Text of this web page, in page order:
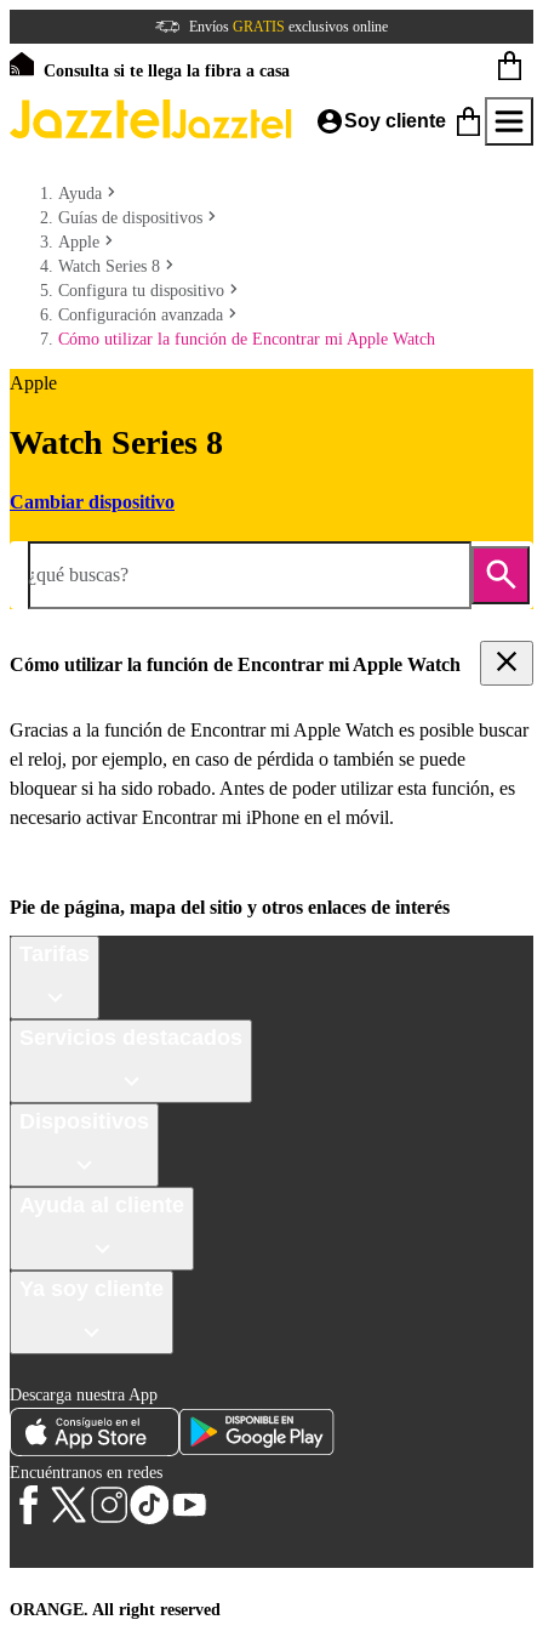
Envíos GRATIS exclusivos online
Consulta si te llega la fibra a casa
Soy cliente
Ayuda
Guías de dispositivos
Apple
Watch Series 8
Configura tu dispositivo
Configuración avanzada
Cómo utilizar la función de Encontrar mi Apple Watch
Apple
Watch Series 8
Cambiar dispositivo
¿qué buscas?
Cómo utilizar la función de Encontrar mi Apple Watch
Gracias a la función de Encontrar mi Apple Watch es posible buscar
el reloj, por ejemplo, en caso de pérdida o también se puede
bloquear si ha sido robado. Antes de poder utilizar esta función, es
necesario activar Encontrar mi iPhone en el móvil.
Pie de página, mapa del sitio y otros enlaces de interés
Descarga nuestra App
Encuéntranos en redes
ORANGE. All right reserved